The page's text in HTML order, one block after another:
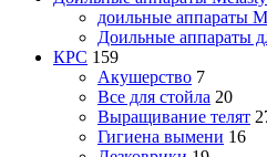
доильные аппараты
Доильные аппараты
КРС 159
Акушерство 7
Все для стойла 20
Выращивание телят
Гигиена вымени 16